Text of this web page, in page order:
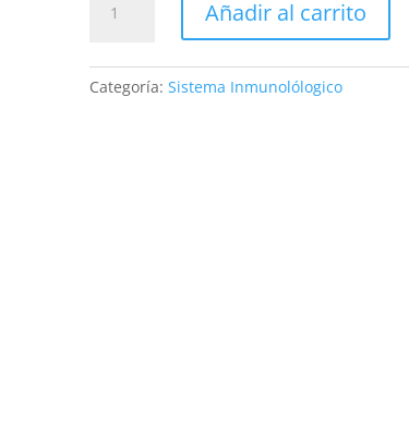
cantidad
Añadir al carrito
Categoría: Sistema Inmunolólogico